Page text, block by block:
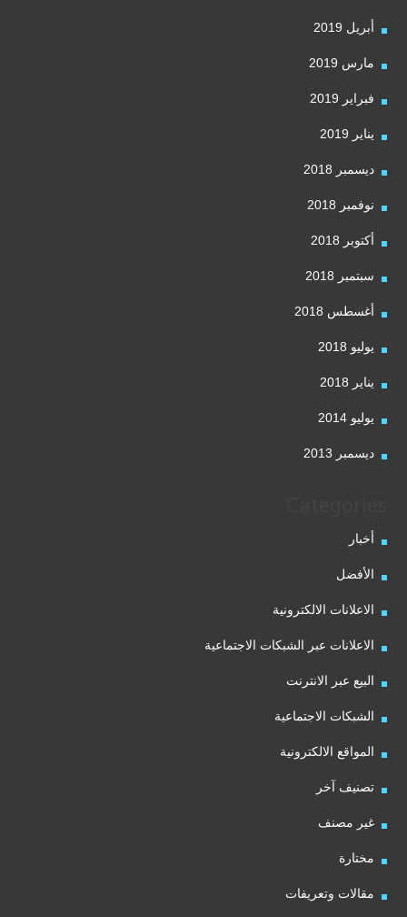
أبريل 2019
مارس 2019
فبراير 2019
يناير 2019
ديسمبر 2018
نوفمبر 2018
أكتوبر 2018
سبتمبر 2018
أغسطس 2018
يوليو 2018
يناير 2018
يوليو 2014
ديسمبر 2013
أخبار
الأفضل
الاعلانات الالكترونية
الاعلانات عبر الشبكات الاجتماعية
البيع عبر الانترنت
الشبكات الاجتماعية
المواقع الالكترونية
تصنيف آخر
غير مصنف
مختارة
مقالات وتعريفات